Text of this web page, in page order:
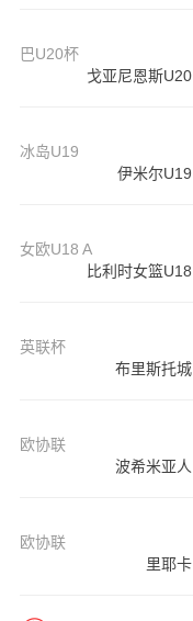
巴U20杯
戈亚尼恩斯U20
冰岛U19
伊米尔U19
女欧U18 A
比利时女篮U18
英联杯
布里斯托城
欧协联
波希米亚人
欧协联
里耶卡